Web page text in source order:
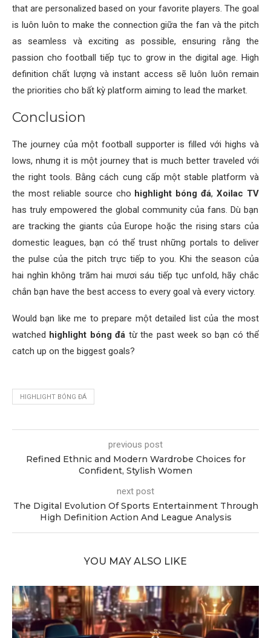
that are personalized based on your favorite players. The goal
is luôn luôn to make the connection giữa the fan và the pitch
as seamless và exciting as possible, ensuring rằng the
passion cho football tiếp tục to grow in the digital age. High
definition chất lượng và instant access sẽ luôn luôn remain
the priorities cho bất kỳ platform aiming to lead the market.
Conclusion
The journey của một football supporter is filled với highs và
lows, nhưng it is một journey that is much better traveled với
the right tools. Bằng cách cung cấp một stable platform và
the most reliable source cho highlight bóng đá,Xoilac TV
has truly empowered the global community của fans. Dù bạn
are tracking the giants của Europe hoặc the rising stars của
domestic leagues, bạn có thể trust những portals to deliver
the pulse của the pitch trực tiếp to you. Khi the season của
hai nghìn không trăm hai mươi sáu tiếp tục unfold, hãy chắc
chắn bạn have the best access to every goal và every victory.
Would bạn like me to prepare một detailed list của the most
watched highlight bóng đá từ the past week so bạn có thể
catch up on the biggest goals?
HIGHLIGHT BÓNG ĐÁ
previous post
Refined Ethnic and Modern Wardrobe Choices for
Confident, Stylish Women
next post
The Digital Evolution Of Sports Entertainment Through
High Definition Action And League Analysis
YOU MAY ALSO LIKE